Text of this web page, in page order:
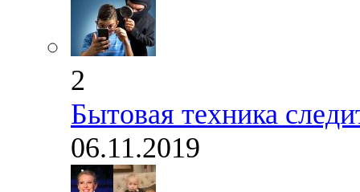
2
Бытовая техника
06.11.2019